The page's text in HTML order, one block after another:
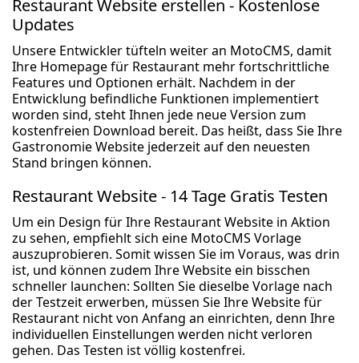
Restaurant Website erstellen - Kostenlose
Updates
Unsere Entwickler tüfteln weiter an MotoCMS, damit
Ihre Homepage für Restaurant mehr fortschrittliche
Features und Optionen erhält. Nachdem in der
Entwicklung befindliche Funktionen implementiert
worden sind, steht Ihnen jede neue Version zum
kostenfreien Download bereit. Das heißt, dass Sie Ihre
Gastronomie Website jederzeit auf den neuesten
Stand bringen können.
Restaurant Website - 14 Tage Gratis Testen
Um ein Design für Ihre Restaurant Website in Aktion
zu sehen, empfiehlt sich eine MotoCMS Vorlage
auszuprobieren. Somit wissen Sie im Voraus, was drin
ist, und können zudem Ihre Website ein bisschen
schneller launchen: Sollten Sie dieselbe Vorlage nach
der Testzeit erwerben, müssen Sie Ihre Website für
Restaurant nicht von Anfang an einrichten, denn Ihre
individuellen Einstellungen werden nicht verloren
gehen. Das Testen ist völlig kostenfrei.